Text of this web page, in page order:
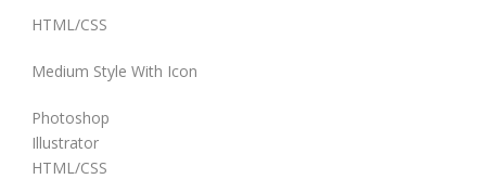
HTML/CSS
Medium Style With Icon
Photoshop
Illustrator
HTML/CSS